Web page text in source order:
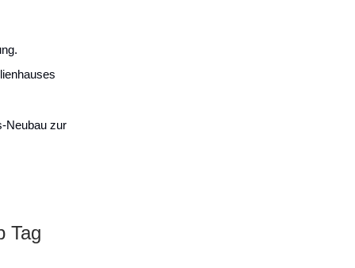
Neubau zur
Tag